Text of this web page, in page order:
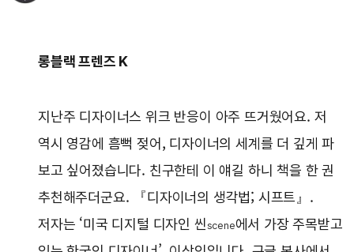
롱블랙 프렌즈 K
지난주 디자이너스 위크 반응이 아주 뜨거웠어요. 저
역시 영감에 흠뻑 젖어, 디자이너의 세계를 더 깊게 파
보고 싶어졌습니다. 친구한테 이 얘길 하니 책을 한 권
추천해주더군요. 『디자이너의 생각법; 시프트』.
저자는 ‘미국 디지털 디자인 씬scene에서 가장 주목받고